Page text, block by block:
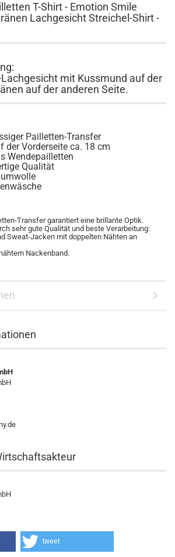
T-Shirt - Emotion Smile
Lachgesicht Streichel-Shirt -
mit Kussmund auf der
auf der anderen Seite.
Pailletten-Transfer
ca. 18 cm
Qualität
Transfer garantiert eine brillante Optik.
sehr gute Qualität und beste Verarbeitung:
Sweat-Jacken mit doppelten Nähten an
Nackenband.
tweet